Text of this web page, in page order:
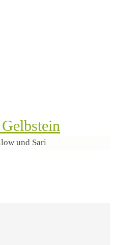
und Sari